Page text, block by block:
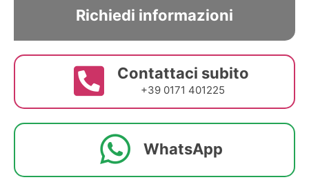
Richiedi informazioni
Contattaci subito
+39 0171 401225
WhatsApp